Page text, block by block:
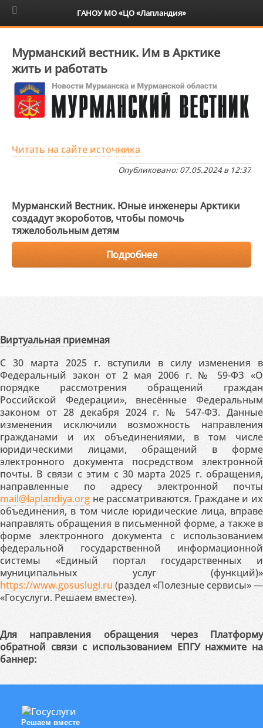
6+
Мурманский вестник. Им в Арктике
жить и работать
Читать на сайте источника
Опубликовано: 07.05.2024 в 12:37
Мурманский Вестник. Юные инженеры Арктики
создадут экороботов, чтобы помочь
тяжелобольным детям
Подробнее
Виртуальная приемная
С 30 марта 2025 г. вступили в силу изменения в
Федеральный закон от 2 мая 2006 г. № 59-ФЗ «О
порядке рассмотрения обращений граждан
Российской Федерации», внесённые Федеральным
законом от 28 декабря 2024 г. № 547-ФЗ. Данные
изменения исключили возможность направления
гражданами и их объединениями, в том числе
юридическими лицами, обращений в форме
электронного документа посредством электронной
почты. В связи с этим с 30 марта 2025 г. обращения,
направленные по адресу электронной почты
mail@laplandiya.org не рассматриваются. Граждане и их
объединения, в том числе юридические лица, вправе
направлять обращения в письменной форме, а также в
форме электронного документа с использованием
федеральной государственной информационной
системы «Единый портал государственных и
муниципальных услуг (функций)»
https://www.gosuslugi.ru (раздел «Полезные сервисы» —
«Госуслуги. Решаем вместе»).
Для направления обращения через Платформу
обратной связи с использованием ЕПГУ нажмите на
баннер:
Решаем вместе
ГАНОУ МО «ЦО «Лапландия»